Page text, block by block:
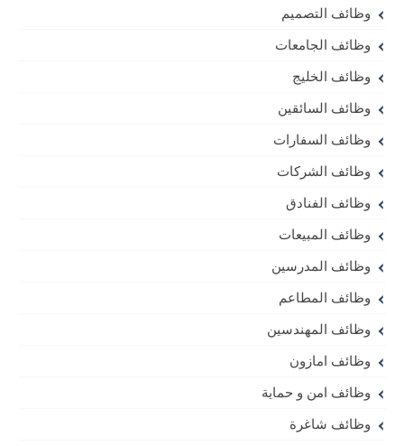
وظائف التصميم
وظائف الجامعات
وظائف الخليج
وظائف السائقين
وظائف السفارات
وظائف الشركات
وظائف الفنادق
وظائف المبيعات
وظائف المدرسين
وظائف المطاعم
وظائف المهندسين
وظائف امازون
وظائف امن و حماية
وظائف شاغرة